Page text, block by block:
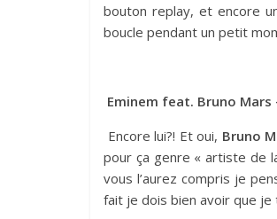
bouton replay, et encore
boucle pendant un petit
Eminem feat. Bruno Mars
Encore lui?! Et oui, Bruno
pour ça genre « artiste de
vous l’aurez compris je
fait je dois bien avoir que je